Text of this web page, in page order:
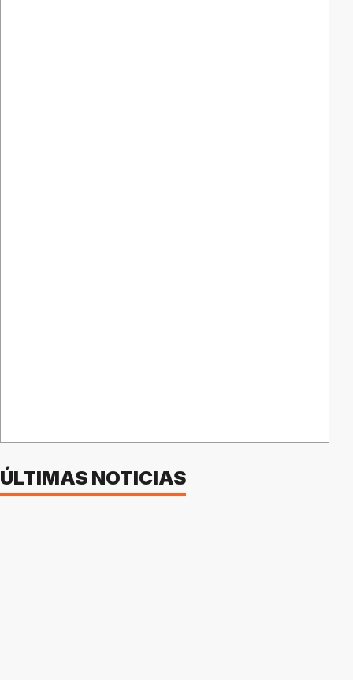
ÚLTIMAS NOTICIAS